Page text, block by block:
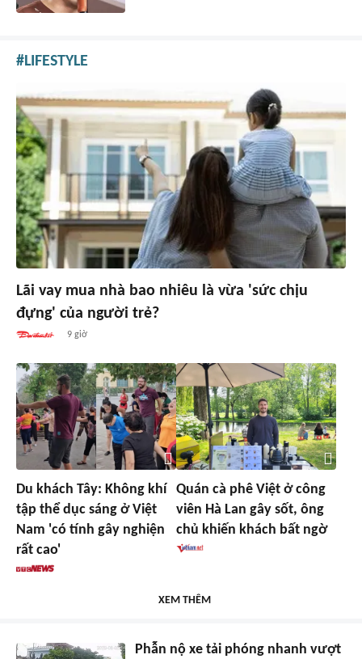
LIFESTYLE
Lãi vay mua nhà bao nhiêu là vừa 'sức chịu
đựng' của người trẻ?
9 giờ
Du khách Tây: Không khí
tập thể dục sáng ở Việt
Nam 'có tính gây nghiện
rất cao'
Quán cà phê Việt ở công
viên Hà Lan gây sốt, ông
chủ khiến khách bất ngờ
XEM THÊM
Phẫn nộ xe tải phóng nhanh vượt